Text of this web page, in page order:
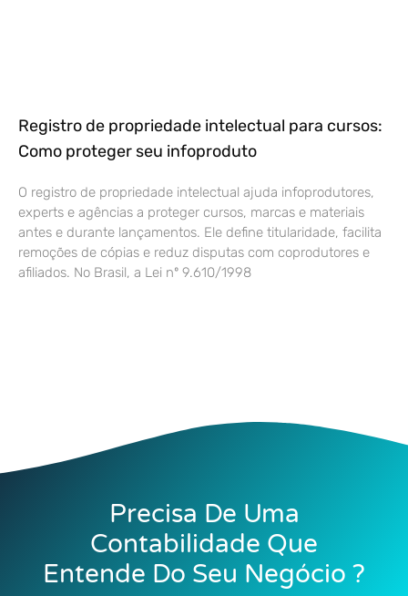
Registro de propriedade intelectual para cursos:
Como proteger seu infoproduto
O registro de propriedade intelectual ajuda infoprodutores,
experts e agências a proteger cursos, marcas e materiais
antes e durante lançamentos. Ele define titularidade, facilita
remoções de cópias e reduz disputas com coprodutores e
afiliados. No Brasil, a Lei nº 9.610/1998
Precisa De Uma
Contabilidade Que
Entende Do Seu Negócio ?